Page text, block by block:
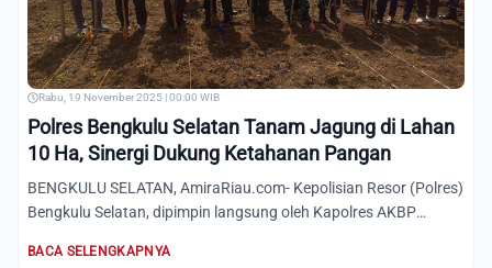
Rabu, 19 November 2025 | 00:00 WIB
Polres Bengkulu Selatan Tanam Jagung di Lahan
10 Ha, Sinergi Dukung Ketahanan Pangan
BENGKULU SELATAN, AmiraRiau.com- Kepolisian Resor (Polres)
Bengkulu Selatan, dipimpin langsung oleh Kapolres AKBP
BACA SELENGKAPNYA